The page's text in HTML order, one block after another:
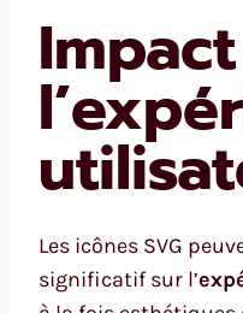
Les icônes SVG
significatif sur l’